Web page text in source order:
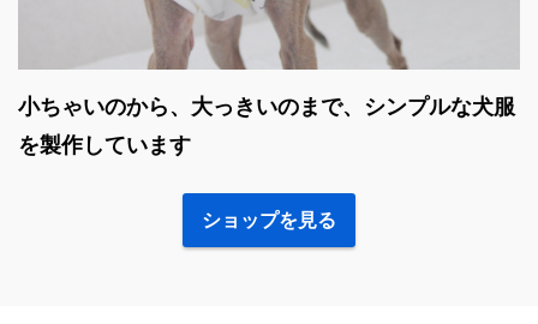
小ちゃいのから、大っきいのまで、シンプルな犬服
を製作しています
ショップを見る